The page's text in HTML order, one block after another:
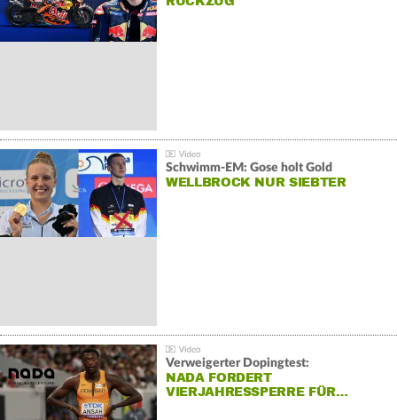
Schwimm-EM: Gose holt Gold
WELLBROCK NUR SIEBTER
Verweigerter Dopingtest:
NADA FORDERT
VIERJAHRESSPERRE FÜR…